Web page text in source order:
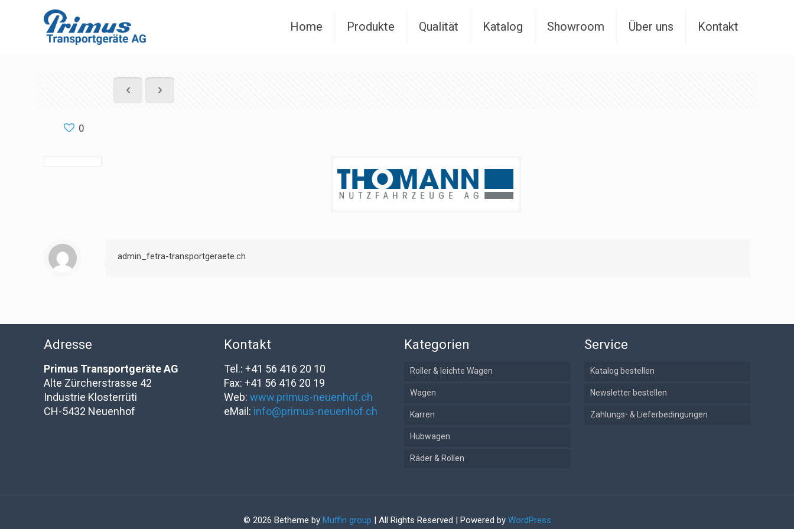
Home Produkte Qualität Katalog Showroom Über uns Kontakt
0
admin_fetra-transportgeraete.ch
Adresse
Primus Transportgeräte AG
Alte Zürcherstrasse 42
Industrie Klosterrüti
CH-5432 Neuenhof
Kontakt
Tel.: +41 56 416 20 10
Fax: +41 56 416 20 19
Web: www.primus-neuenhof.ch
eMail: info@primus-neuenhof.ch
Kategorien
Roller & leichte Wagen
Wagen
Karren
Hubwagen
Räder & Rollen
Service
Katalog bestellen
Newsletter bestellen
Zahlungs- & Lieferbedingungen
© 2026 Betheme by Muffin group | All Rights Reserved | Powered by WordPress